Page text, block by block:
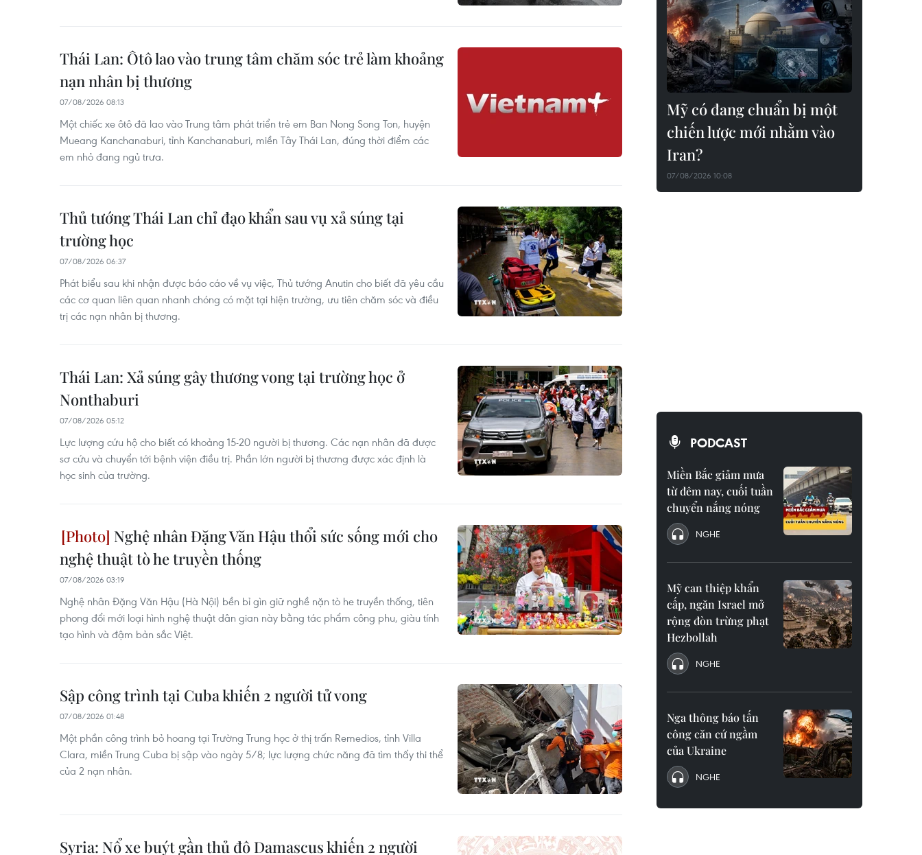
Thái Lan: Ôtô lao vào trung tâm chăm sóc trẻ làm khoảng
nạn nhân bị thương
07/08/2026 08:13
Một chiếc xe ôtô đã lao vào Trung tâm phát triển trẻ em Ban Nong Song Ton, huyện
Mueang Kanchanaburi, tỉnh Kanchanaburi, miền Tây Thái Lan, đúng thời điểm các
em nhỏ đang ngủ trưa.
Thủ tướng Thái Lan chỉ đạo khẩn sau vụ xả súng tại
trường học
07/08/2026 06:37
Phát biểu sau khi nhận được báo cáo về vụ việc, Thủ tướng Anutin cho biết đã yêu cầu
các cơ quan liên quan nhanh chóng có mặt tại hiện trường, ưu tiên chăm sóc và điều
trị các nạn nhân bị thương.
Thái Lan: Xả súng gây thương vong tại trường học ở
Nonthaburi
07/08/2026 05:12
Lực lượng cứu hộ cho biết có khoảng 15-20 người bị thương. Các nạn nhân đã được
sơ cứu và chuyển tới bệnh viện điều trị. Phần lớn người bị thương được xác định là
học sinh của trường.
Nghệ nhân Đặng Văn Hậu thổi sức sống mới cho
nghệ thuật tò he truyền thống
07/08/2026 03:19
Nghệ nhân Đặng Văn Hậu (Hà Nội) bền bỉ gìn giữ nghề nặn tò he truyền thống, tiên
phong đổi mới loại hình nghệ thuật dân gian này bằng tác phẩm công phu, giàu tính
tạo hình và đậm bản sắc Việt.
Sập công trình tại Cuba khiến 2 người tử vong
07/08/2026 01:48
Một phần công trình bỏ hoang tại Trường Trung học ở thị trấn Remedios, tỉnh Villa
Clara, miền Trung Cuba bị sập vào ngày 5/8; lực lượng chức năng đã tìm thấy thi thể
của 2 nạn nhân.
Syria: Nổ xe buýt gần thủ đô Damascus khiến 2 người
Mỹ có đang chuẩn bị một
chiến lược mới nhằm vào
Iran?
07/08/2026 10:08
PODCAST
Miền Bắc giảm mưa
từ đêm nay, cuối tuần
chuyển nắng nóng
NGHE
Mỹ can thiệp khẩn
cấp, ngăn Israel mở
rộng đòn trừng phạt
Hezbollah
NGHE
Nga thông báo tấn
công căn cứ ngầm
của Ukraine
NGHE